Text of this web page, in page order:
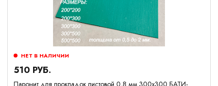
Паронит для прокладок листовой 0,8 мм 300х300 БАТИ-
НЕТ В НАЛИЧИИ
510 РУБ.